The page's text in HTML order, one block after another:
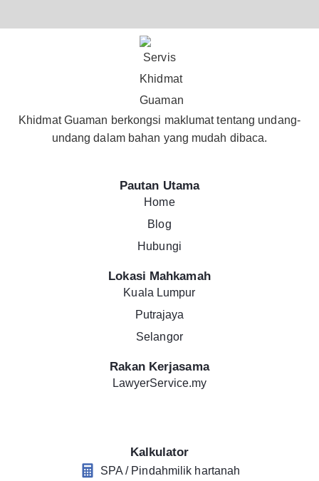
Khidmat Guaman berkongsi maklumat tentang undang-
undang dalam bahan yang mudah dibaca.
Pautan Utama
Home
Blog
Hubungi
Lokasi Mahkamah
Kuala Lumpur
Putrajaya
Selangor
Rakan Kerjasama
LawyerService.my
Kalkulator
SPA / Pindahmilik hartanah